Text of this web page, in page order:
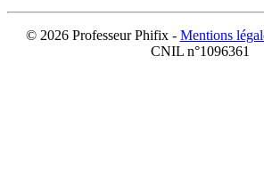
© 2026 Professeur Phifix - Mentions
CNIL n°1096361